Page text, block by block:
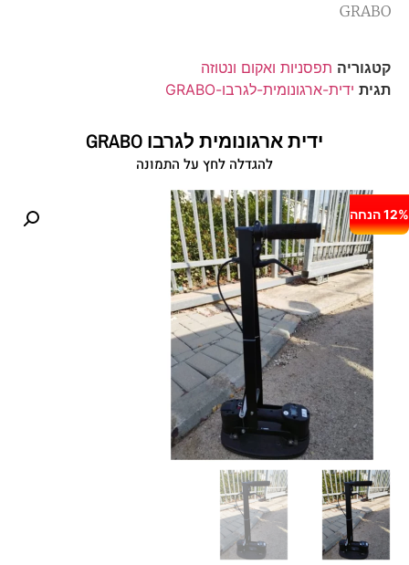
GRABO
קטגוריה תפסניות ואקום ונטוזה
תגית ידית-ארגונומית-לגרבו-GRABO
ידית ארגונומית לגרבו GRABO
להגדלה לחץ על התמונה
12% הנחה